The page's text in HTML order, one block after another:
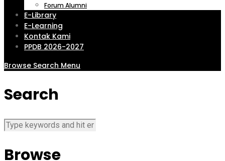
Forum Alumni
E-Library
E-Learning
Kontak Kami
PPDB 2026-2027
Browse Search Menu
Search
Browse